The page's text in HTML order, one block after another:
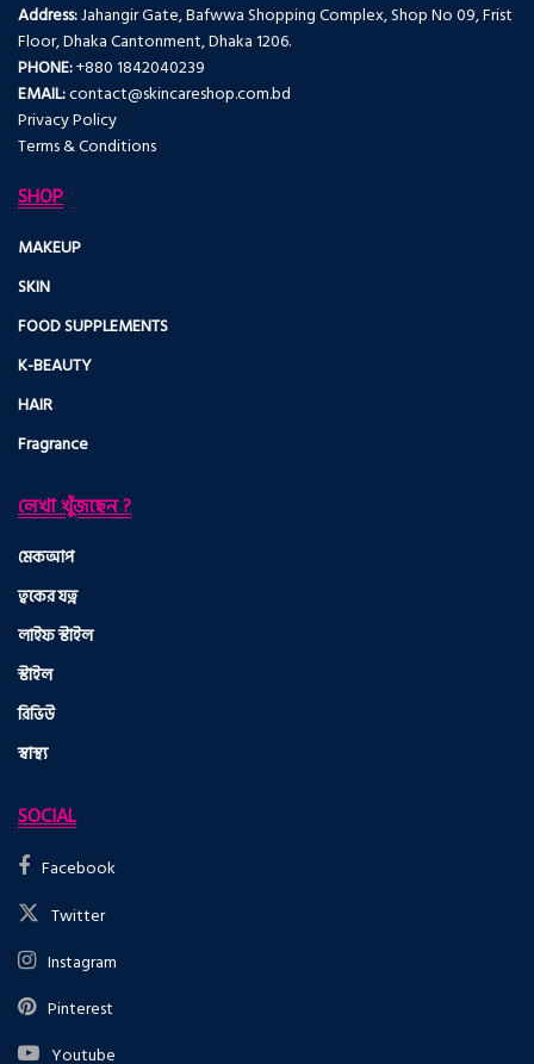
Address:Jahangir Gate, Bafwwa Shopping Complex, Shop No 09, Frist
Floor, Dhaka Cantonment, Dhaka 1206.
PHONE:+880 1842040239
EMAIL:contact@skincareshop.com.bd
Privacy Policy
Terms & Conditions
SHOP
MAKEUP
SKIN
FOOD SUPPLEMENTS
K-BEAUTY
HAIR
Fragrance
লেখা খুঁজছেন ?
মেকআপ
ত্বকের যত্ন
লাইফ স্টাইল
স্টাইল
রিভিউ
স্বাস্থ্য
SOCIAL
Facebook
Twitter
Instagram
Pinterest
Youtube